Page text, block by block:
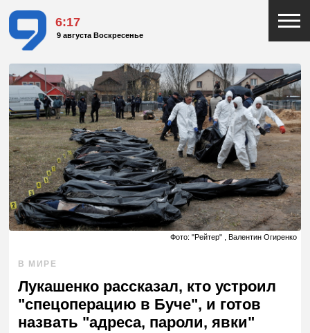
6:17
9 августа Воскресенье
Фото: "Рейтер" , Валентин Огиренко
В МИРЕ
Лукашенко рассказал, кто устроил
"спецоперацию в Буче", и готов
назвать "адреса, пароли, явки"